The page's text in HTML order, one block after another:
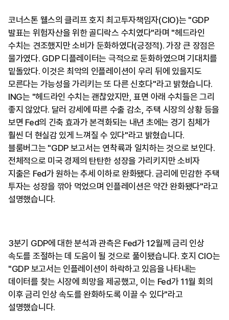
코너스톤 웰스의 클리프 호지 최고투자책임자(CIO)는 "GDP
발표는 위험자산을 위한 골디락스 수치였다"라며 "헤드라인
수치는 견조했지만 소비가 둔화하였다(긍정적). 가장 큰 장점은
물가였다. GDP 디플레이터는 극적으로 둔화하였으며 기대치를
밑돌았다. 이것은 최악의 인플레이션이 우리 뒤에 있을지도
모른다는 가능성을 가리키는 또 다른 신호다"라고 밝혔습니다.
ING는 "헤드라인 수치는 괜찮았지만, 표면 아래 수치들은 그리
좋지 않았다. 달러 강세에 따른 수출 감소, 주택 시장의 상황 등을
보면 Fed의 긴축 효과가 본격화되는 내년 초에는 경기 침체가
훨씬 더 현실감 있게 느껴질 수 있다"라고 밝혔습니다.
블룸버그는 "GDP 보고서는 연착륙과 일치하는 것으로 보인다.
전체적으로 미국 경제의 탄탄한 성장을 가리키지만 소비자
지출은 Fed가 원하는 추세 이하로 완화됐다. 금리에 민감한 주택
투자는 성장을 깎아 먹었으며 인플레이션은 약간 완화됐다"라고
설명했습니다.
3분기 GDP에 대한 분석과 관측은 Fed가 12월께 금리 인상
속도를 조절하는 데 도움이 될 것으로 풀이됐습니다. 호지 CIO는
"GDP 보고서는 인플레이션이 하락하고 있음을 나타내는
데이터를 찾는 시장에 희망을 제공했고, 이는 Fed가 11월 회의
이후 금리 인상 속도를 완화하도록 이끌 수 있다"라고
설명했습니다.